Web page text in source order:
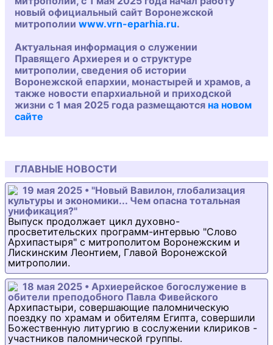
новый официальный сайт Воронежской
митрополии www.vrn-eparhia.ru.
Актуальная информация о служении
Правящего Архиерея и о структуре
митрополии, сведения об истории
Воронежской епархии, монастырей и храмов, а
также новости епархиальной и приходской
жизни с 1 мая 2025 года размещаются на новом
сайте
ГЛАВНЫЕ НОВОСТИ
19 мая 2025 • "Новый Вавилон, глобализация
культуры и экономики... Чем опасна тотальная
унификация?"
Выпуск продолжает цикл духовно-
просветительских программ-интервью "Слово
Архипастыря" с митрополитом Воронежским и
Лискинским Леонтием, Главой Воронежской
митрополии.
18 мая 2025 • Архиерейское богослужение в
обители преподобного Павла Фивейского
Архипастыри, совершающие паломническую
поездку по храмам и обителям Египта, совершили
Божественную литургию в сослужении клириков -
участников паломнической группы.